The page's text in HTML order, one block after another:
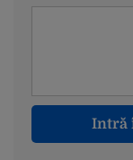
Intră